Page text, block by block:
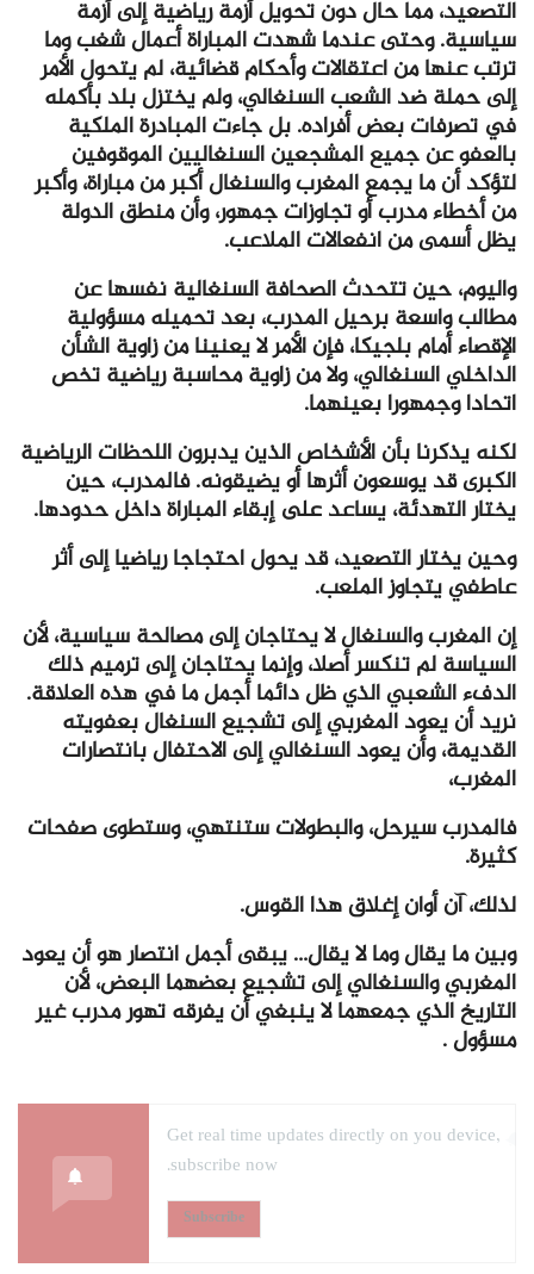
التصعيد، مما حال دون تحويل أزمة رياضية إلى أزمة
سياسية. وحتى عندما شهدت المباراة أعمال شغب وما
ترتب عنها من اعتقالات وأحكام قضائية، لم يتحول الأمر
إلى حملة ضد الشعب السنغالي، ولم يختزل بلد بأكمله
في تصرفات بعض أفراده. بل جاءت المبادرة الملكية
بالعفو عن جميع المشجعين السنغاليين الموقوفين
لتؤكد أن ما يجمع المغرب والسنغال أكبر من مباراة، وأكبر
من أخطاء مدرب أو تجاوزات جمهور، وأن منطق الدولة
يظل أسمى من انفعالات الملاعب.
واليوم، حين تتحدث الصحافة السنغالية نفسها عن
مطالب واسعة برحيل المدرب، بعد تحميله مسؤولية
الإقصاء أمام بلجيكا، فإن الأمر لا يعنينا من زاوية الشأن
الداخلي السنغالي، ولا من زاوية محاسبة رياضية تخص
اتحادا وجمهورا بعينهما.
لكنه يذكرنا بأن الأشخاص الذين يدبرون اللحظات الرياضية
الكبرى قد يوسعون أثرها أو يضيقونه. فالمدرب، حين
يختار التهدئة، يساعد على إبقاء المباراة داخل حدودها.
وحين يختار التصعيد، قد يحول احتجاجا رياضيا إلى أثر
عاطفي يتجاوز الملعب.
إن المغرب والسنغال لا يحتاجان إلى مصالحة سياسية، لأن
السياسة لم تنكسر أصلا، وإنما يحتاجان إلى ترميم ذلك
الدفء الشعبي الذي ظل دائما أجمل ما في هذه العلاقة.
نريد أن يعود المغربي إلى تشجيع السنغال بعفويته
القديمة، وأن يعود السنغالي إلى الاحتفال بانتصارات
المغرب،
فالمدرب سيرحل، والبطولات ستنتهي، وستطوى صفحات
كثيرة.
لذلك، آن أوان إغلاق هذا القوس.
وبين ما يقال وما لا يقال… يبقى أجمل انتصار هو أن يعود
المغربي والسنغالي إلى تشجيع بعضهما البعض، لأن
التاريخ الذي جمعهما لا ينبغي أن يفرقه تهور مدرب غير
مسؤول .
Get real time updates directly on you device,
subscribe now.
Subscribe